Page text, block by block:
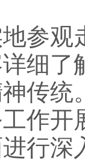
观
细了
传统
作
行深